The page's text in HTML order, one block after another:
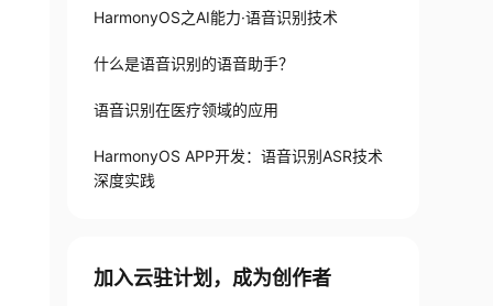
HarmonyOS之AI能力·语音识别技术
什么是语音识别的语音助手？
语音识别在医疗领域的应用
HarmonyOS APP开发：语音识别ASR技术
深度实践
加入云驻计划，成为创作者